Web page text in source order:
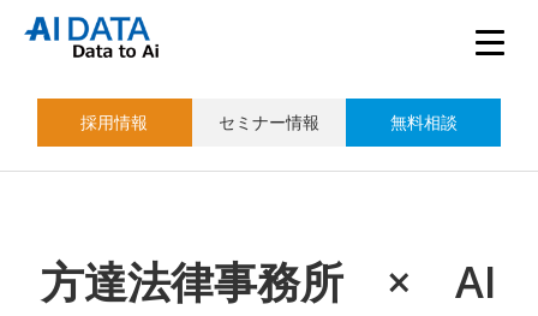
採用情報 セミナー情報 無料相談
方達法律事務所 × AI